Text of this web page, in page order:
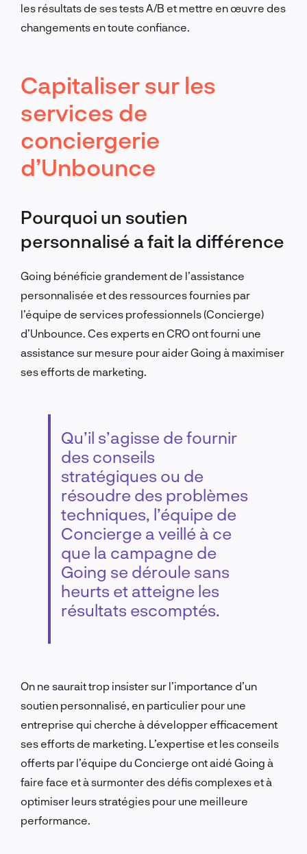
les résultats de ses tests A/B et mettre en œuvre des
changements en toute confiance.
Capitaliser sur les
services de
conciergerie
d’Unbounce
Pourquoi un soutien
personnalisé a fait la différence
Going bénéficie grandement de l’assistance
personnalisée et des ressources fournies par
l’équipe de services professionnels (Concierge)
d’Unbounce. Ces experts en CRO ont fourni une
assistance sur mesure pour aider Going à maximiser
ses efforts de marketing.
Qu’il s’agisse de fournir
des conseils
stratégiques ou de
résoudre des problèmes
techniques, l’équipe de
Concierge a veillé à ce
que la campagne de
Going se déroule sans
heurts et atteigne les
résultats escomptés.
On ne saurait trop insister sur l’importance d’un
soutien personnalisé, en particulier pour une
entreprise qui cherche à développer efficacement
ses efforts de marketing. L’expertise et les conseils
offerts par l’équipe du Concierge ont aidé Going à
faire face et à surmonter des défis complexes et à
optimiser leurs stratégies pour une meilleure
performance.